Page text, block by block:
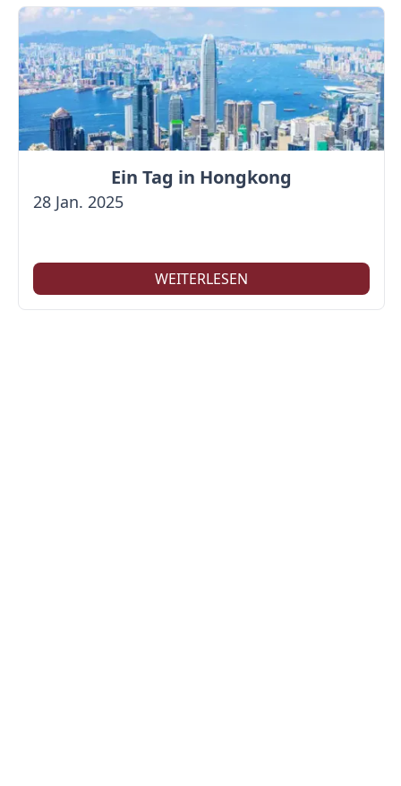
Ein Tag in Hongkong
28 Jan. 2025
WEITERLESEN